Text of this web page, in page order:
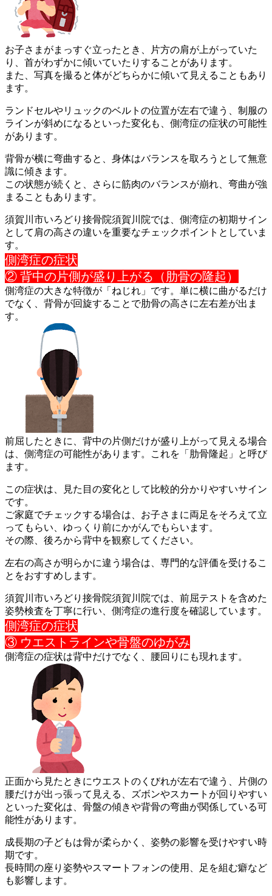
お子さまがまっすぐ立ったとき、片方の肩が上がっていた
り、首がわずかに傾いていたりすることがあります。
また、写真を撮ると体がどちらかに傾いて見えることもあり
ます。
ランドセルやリュックのベルトの位置が左右で違う、制服の
ラインが斜めになるといった変化も、側湾症の症状の可能性
があります。
背骨が横に弯曲すると、身体はバランスを取ろうとして無意
識に傾きます。
この状態が続くと、さらに筋肉のバランスが崩れ、弯曲が強
まるこ ともあります。
須賀川市いろどり接骨院須賀川院では、側湾症の初期サイン
として 肩の高さの違いを重要なチェックポイントとしていま
す。
側湾症の症状
② 背中の片側が盛り上がる（肋骨の隆起）
側湾症の大きな特徴が「ねじれ」です。単に横に曲がるだけ
でなく
、背骨が回旋することで肋骨の高さに左右差が出ま
す。
前屈したときに、背中の片側だけが盛り上がって見える場合
は、側湾症の可能性があります。これを「肋骨隆起」と呼び
ます。
この症状は、見た目の変化として比較的分かりやすいサイン
です。
ご家庭でチェックする場合は、お子さまに両足をそろえて立
っても らい、ゆっくり前にかがんでもらいます。
その際、後ろから背中を観察してください。
左右の高さが明らかに違う場合は、専門的な評価を受けるこ
とをおすすめします。
須賀川市いろどり接骨院須賀川院では、前屈テストを含めた
姿勢検査を丁寧に行い、側湾症の進行度を確認しています。
側湾症の症状
③ ウエストラインや骨盤のゆがみ
側湾症の症状は背中だけでなく、腰回りにも現れます。
正面から見たときにウエストのくびれが左右で違う、片側の
腰だけが出っ張って見える、ズボンやスカートが回りやすい
といった変化は、骨盤の傾きや背骨の弯曲が関係している可
能性があります。
成長期の子どもは骨が柔らかく、姿勢の影響を受けやすい時
期です。
長時間の座り姿勢やスマートフォンの使用、足を組む癖など
も影響します。